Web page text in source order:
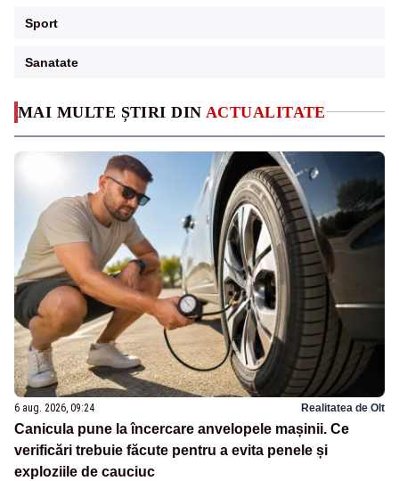
MAI MULTE ȘTIRI DIN ACTUALITATE
6 aug. 2026, 09:24 Realitatea de Olt
Canicula pune la încercare anvelopele mașinii. Ce
verificări trebuie făcute pentru a evita penele și
exploziile de cauciuc
Sport
Sanatate